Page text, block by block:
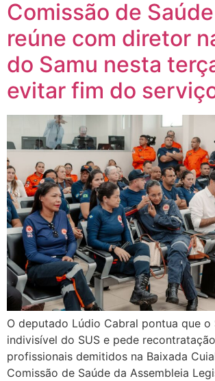
Comissão de
reúne com diretor
do Samu nesta
evitar fim do
O deputado Lúdio Cabral pontua que o
indivisível do SUS e pede
profissionais demitidos na Baixada
Comissão de Saúde da Assembleia